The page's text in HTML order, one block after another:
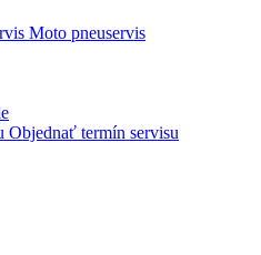
Moto pneuservis
Objednať termín servisu